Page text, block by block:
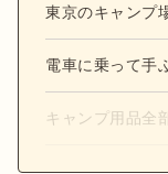
東京のキャンプ
電車に乗って手
キャンプ用品全